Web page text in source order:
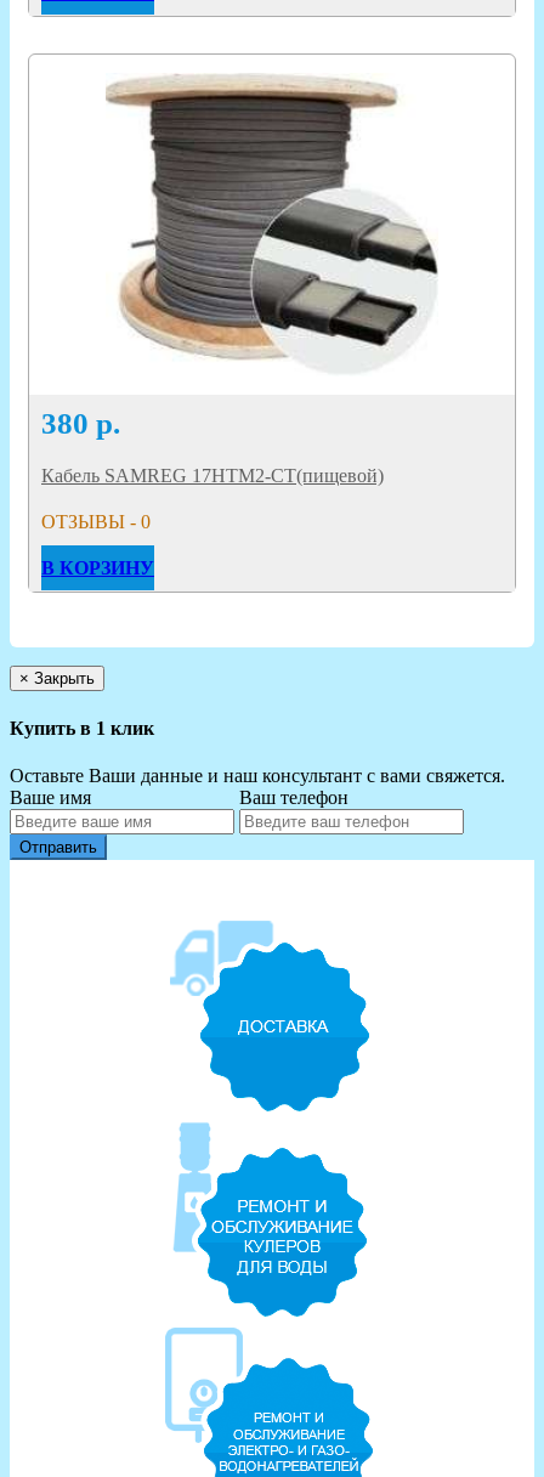
380 р.
Кабель SAMREG 17HTM2-CT(пищевой)
ОТЗЫВЫ - 0
В КОРЗИНУ
× Закрыть
Купить в 1 клик
Оставьте Ваши данные и наш консультант с вами свяжется.
Ваше имя
Ваш телефон
Отправить